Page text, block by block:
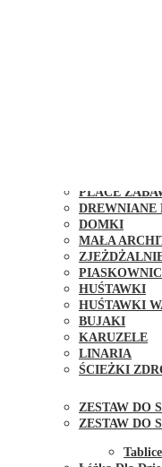
PLACE
DREWNIANE
DOMKI
MAŁA
HUŚTAWKI
HUŚTAWKI
BUJAKI
KARUZELE
LINARIA
ŚCIEŻKI
ZESTAW DO
ZESTAW DO